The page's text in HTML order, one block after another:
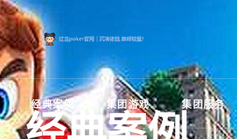
经典案例 集团游戏 集团服务